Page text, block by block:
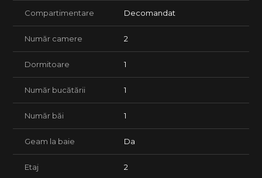
În preț este inclus și un loc de parcare.
Avantaje zonă:
Zonă liniștită
Preț: 101.000 Euro
Pentru mai multe detalii sau programarea unei vizionări, vă
stăm la dispoziție.
Compartimentare Decomandat
Număr camere 2
Dormitoare 1
Număr bucătării 1
Număr băi 1
Geam la baie Da
Etaj 2